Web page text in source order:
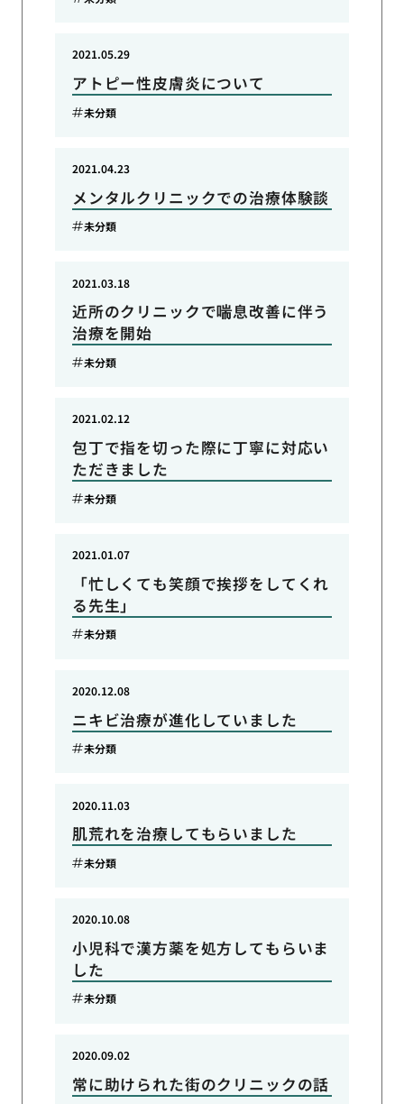
アトピー性皮膚炎について
2021.05.29
未分類
メンタルクリニックでの治療体験談
2021.04.23
未分類
近所のクリニックで喘息改善に伴う
治療を開始
2021.03.18
未分類
包丁で指を切った際に丁寧に対応い
ただきました
2021.02.12
未分類
「忙しくても笑顔で挨拶をしてくれ
る先生」
2021.01.07
未分類
ニキビ治療が進化していました
2020.12.08
未分類
肌荒れを治療してもらいました
2020.11.03
未分類
小児科で漢方薬を処方してもらいま
した
2020.10.08
未分類
常に助けられた街のクリニックの話
2020.09.02